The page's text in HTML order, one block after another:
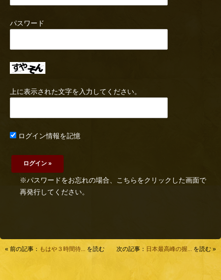
パスワード
上に表示された文字を入力してください。
ログイン情報を記憶
※パスワードをお忘れの場合、こちらをクリックした画面で
再発行してください。
« 前の記事： もはや３時間待... を読む 次の記事： 日本最高峰の握... を読む »